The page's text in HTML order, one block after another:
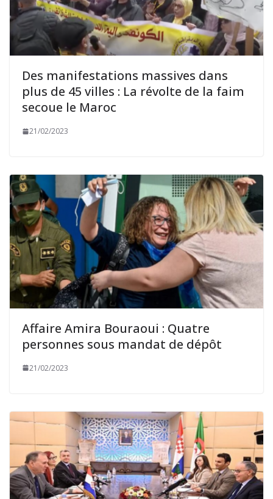
Des manifestations massives dans
plus de 45 villes : La révolte de la faim
secoue le Maroc
21/02/2023
Affaire Amira Bouraoui : Quatre
personnes sous mandat de dépôt
21/02/2023